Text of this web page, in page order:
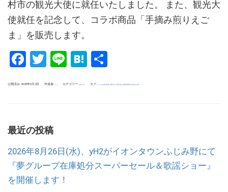
村市の観光大使に就任いたしました。 また、観光大
使就任を記念して、コラボ商品「手摘み煎りえご
ま」を販売します。
Facebook
Twitter
LineHatena
公開済み: 2025年9月2日 作成者: カテゴリー: お知らせ タグ: えごま 保科有里 田村市 石田社長 福島県田村市 観光大使
最近の投稿
2026年8月26日(水)、yH2がイオンタウンふじみ野にて
『夢グループ在庫処分スーパーセール＆歌謡ショー』
を開催します！